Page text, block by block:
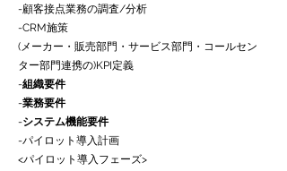
-顧客接点業務の調査/分析
-CRM施策
(メーカー・販売部門・サービス部門・コールセン
ター部門連携の)KPI定義
-組織要件
-業務要件
-システム機能要件
-パイロット導入計画
<パイロット導入フェーズ>